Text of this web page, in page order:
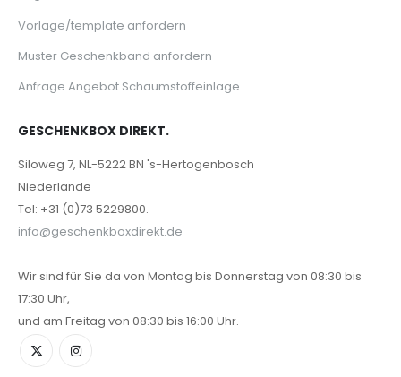
Vorlage/template anfordern
Muster Geschenkband anfordern
Anfrage Angebot Schaumstoffeinlage
GESCHENKBOX DIREKT.
Siloweg 7, NL-5222 BN 's-Hertogenbosch
Niederlande
Tel: +31 (0)73 5229800.
info@geschenkboxdirekt.de
Wir sind für Sie da von Montag bis Donnerstag von 08:30 bis
17:30 Uhr,
und am Freitag von 08:30 bis 16:00 Uhr.